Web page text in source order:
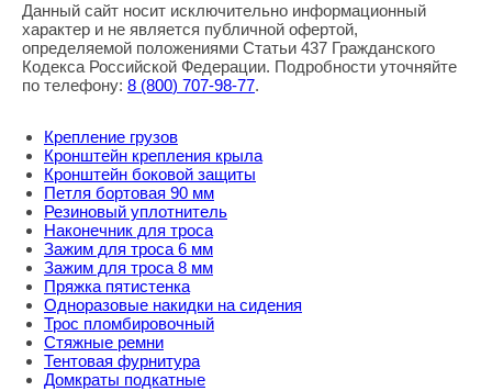
Данный сайт носит исключительно информационный
характер и не является публичной офертой,
определяемой положениями Статьи 437 Гражданского
Кодекса Российской Федерации. Подробности уточняйте
по телефону: 8 (800) 707-98-77.
Крепление грузов
Кронштейн крепления крыла
Кронштейн боковой защиты
Петля бортовая 90 мм
Резиновый уплотнитель
Наконечник для троса
Зажим для троса 6 мм
Зажим для троса 8 мм
Пряжка пятистенка
Одноразовые накидки на сидения
Трос пломбировочный
Стяжные ремни
Тентовая фурнитура
Домкраты подкатные